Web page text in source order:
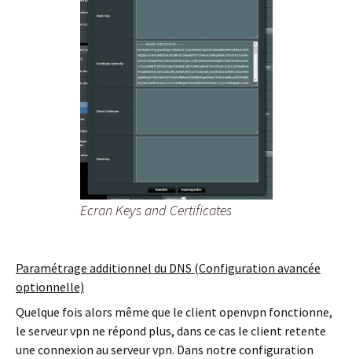
Ecran Keys and Certificates
Paramétrage additionnel du DNS (Configuration avancée
optionnelle)
Quelque fois alors même que le client openvpn fonctionne,
le serveur vpn ne répond plus, dans ce cas le client retente
une connexion au serveur vpn. Dans notre configuration